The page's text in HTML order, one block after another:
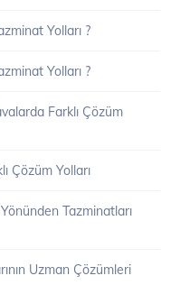
Yolları ?
Yolları ?
Farklı Çözüm
Çözüm Yolları
Tazminatları
Uzman Çözümleri